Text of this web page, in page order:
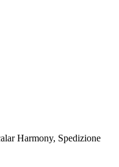
Harmony, Spedizione